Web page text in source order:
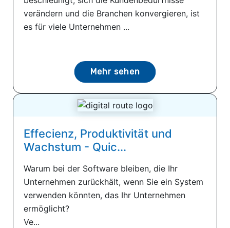
verändern und die Branchen konvergieren, ist
es für viele Unternehmen ...
Mehr sehen
Effecienz, Produktivität und
Wachstum - Quic...
Warum bei der Software bleiben, die Ihr
Unternehmen zurückhält, wenn Sie ein System
verwenden könnten, das Ihr Unternehmen
ermöglicht?
Ve...